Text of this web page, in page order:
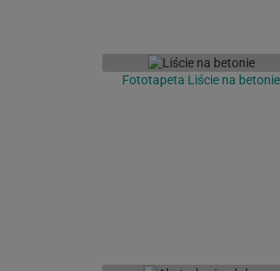
Fototapeta Liście na betonie